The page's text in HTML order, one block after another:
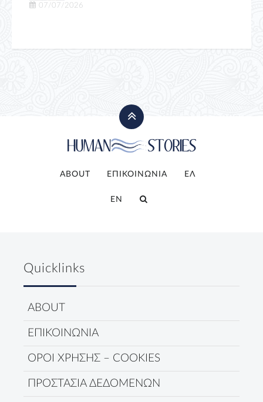
07/07/2026
ABOUT ΕΠΙΚΟΙΝΩΝΙΑ ΕΛ
EN
Quicklinks
ABOUT
ΕΠΙΚΟΙΝΩΝΙΑ
ΟΡΟΙ ΧΡΗΣΗΣ – COOKIES
ΠΡΟΣΤΑΣΙΑ ΔΕΔΟΜΕΝΩΝ